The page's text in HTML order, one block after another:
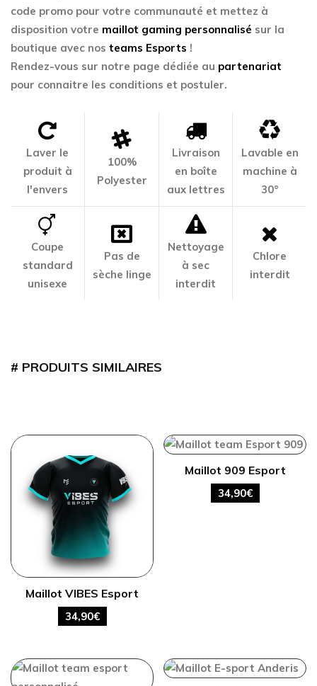
code promo pour votre communauté et mettez à
disposition votre maillot gaming personnalisé sur la
boutique avec nos teams Esports !
Rendez-vous sur notre page dédiée au partenariat
pour connaitre les conditions et postuler.
Laver le
produit à
l'envers
100%
Polyester
Livraison
en boîte
aux lettres
Lavable en
machine à
30°
Coupe
standard
unisexe
Pas de
sèche linge
Nettoyage
à sec
interdit
Chlore
interdit
PRODUITS SIMILAIRES
Maillot VIBES Esport
34,90€
Maillot 909 Esport
34,90€